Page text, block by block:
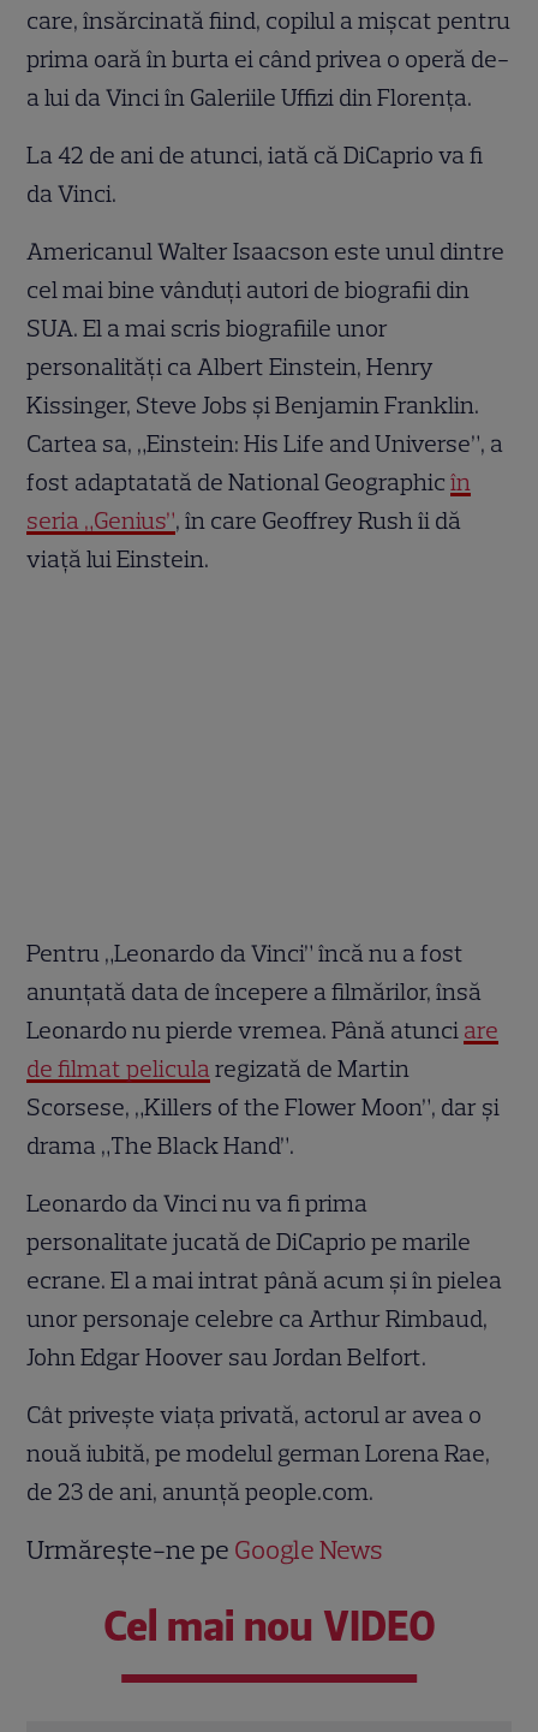
care, însărcinată fiind, copilul a mişcat pentru
prima oară în burta ei când privea o operă de-
a lui da Vinci în Galeriile Uffizi din Florenţa.
La 42 de ani de atunci, iată că DiCaprio va fi
da Vinci.
Americanul Walter Isaacson este unul dintre
cel mai bine vânduţi autori de biografii din
SUA. El a mai scris biografiile unor
personalităţi ca Albert Einstein, Henry
Kissinger, Steve Jobs şi Benjamin Franklin.
Cartea sa, „Einstein: His Life and Universe”, a
fost adaptatată de National Geographicîn
seria „Genius”, în care Geoffrey Rush îi dă
viaţă lui Einstein.
Pentru „Leonardo da Vinci” încă nu a fost
anunţată data de începere a filmărilor, însă
Leonardo nu pierde vremea. Până atunci are
de filmat pelicula regizată de Martin
Scorsese, „Killers of the Flower Moon”, dar şi
drama „The Black Hand”.
Leonardo da Vinci nu va fi prima
personalitate jucată de DiCaprio pe marile
ecrane. El a mai intrat până acum şi în pielea
unor personaje celebre ca Arthur Rimbaud,
John Edgar Hoover sau Jordan Belfort.
Cât priveşte viaţa privată, actorul ar avea o
nouă iubită, pe modelul german Lorena Rae,
de 23 de ani, anunţă people.com.
Urmărește-ne pe Google News
Cel mai nou VIDEO